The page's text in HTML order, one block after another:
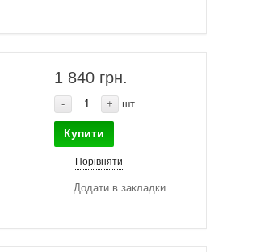
1 840 грн.
- + шт
Купити
Порівняти
Додати в закладки